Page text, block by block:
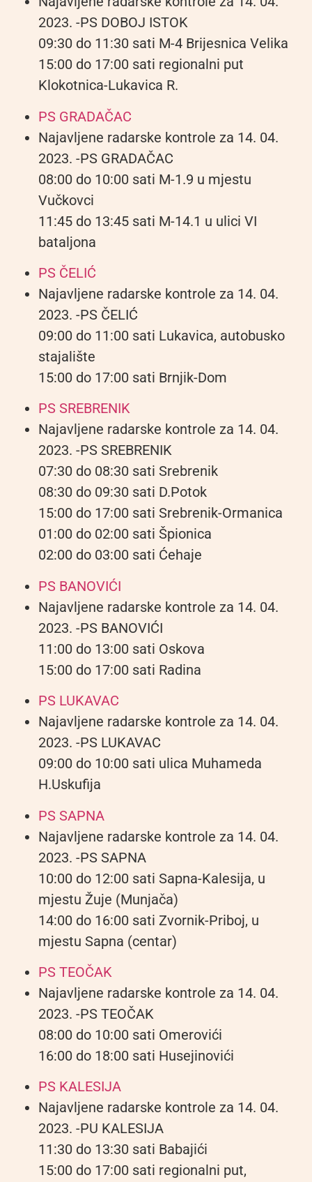
2023. -PS DOBOJ ISTOK
09:30 do 11:30 sati M-4 Brijesnica Velika
15:00 do 17:00 sati regionalni put
Klokotnica-Lukavica R.
PS GRADAČAC
Najavljene radarske kontrole za 14. 04.
2023. -PS GRADAČAC
08:00 do 10:00 sati M-1.9 u mjestu
Vučkovci
11:45 do 13:45 sati M-14.1 u ulici VI
bataljona
PS ČELIĆ
Najavljene radarske kontrole za 14. 04.
2023. -PS ČELIĆ
09:00 do 11:00 sati Lukavica, autobusko
stajalište
15:00 do 17:00 sati Brnjik-Dom
PS SREBRENIK
Najavljene radarske kontrole za 14. 04.
2023. -PS SREBRENIK
07:30 do 08:30 sati Srebrenik
08:30 do 09:30 sati D.Potok
15:00 do 17:00 sati Srebrenik-Ormanica
01:00 do 02:00 sati Špionica
02:00 do 03:00 sati Ćehaje
PS BANOVIĆI
Najavljene radarske kontrole za 14. 04.
2023. -PS BANOVIĆI
11:00 do 13:00 sati Oskova
15:00 do 17:00 sati Radina
PS LUKAVAC
Najavljene radarske kontrole za 14. 04.
2023. -PS LUKAVAC
09:00 do 10:00 sati ulica Muhameda
H.Uskufija
PS SAPNA
Najavljene radarske kontrole za 14. 04.
2023. -PS SAPNA
10:00 do 12:00 sati Sapna-Kalesija, u
mjestu Žuje (Munjača)
14:00 do 16:00 sati Zvornik-Priboj, u
mjestu Sapna (centar)
PS TEOČAK
Najavljene radarske kontrole za 14. 04.
2023. -PS TEOČAK
08:00 do 10:00 sati Omerovići
16:00 do 18:00 sati Husejinovići
PS KALESIJA
Najavljene radarske kontrole za 14. 04.
2023. -PU KALESIJA
11:30 do 13:30 sati Babajići
15:00 do 17:00 sati regionalni put,